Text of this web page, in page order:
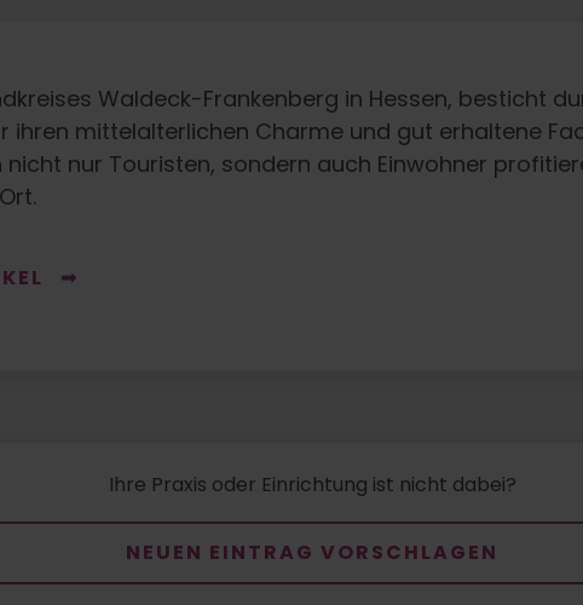
Waldeck-Frankenberg in Hessen, besticht
ihren mittelalterlichen Charme und gut erhaltene
nicht nur Touristen, sondern auch Einwohner
Ihre Praxis oder Einrichtung ist nicht dabei?
NEUEN EINTRAG VORSCHLAGEN